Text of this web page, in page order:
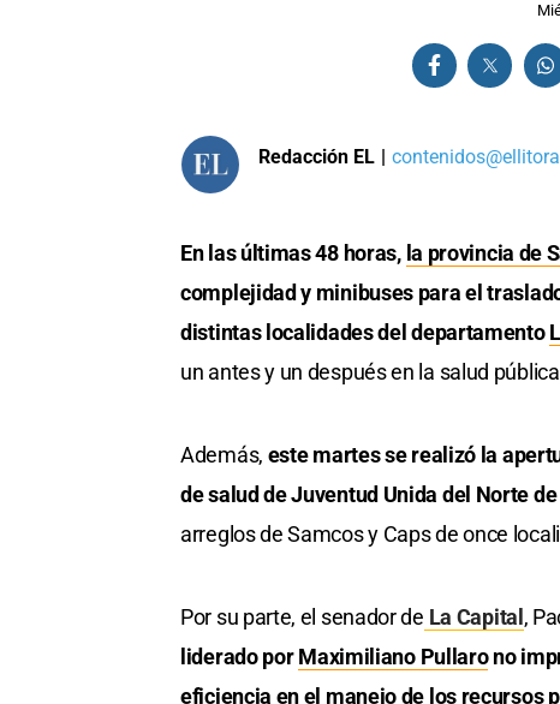
Redacción EL
En las últimas 48 horas, la provincia de
complejidad y minibuses para el
distintas localidades del departamento
un antes y un después en la salud
Además, este martes se realizó la
de salud de Juventud Unida del Norte
arreglos de Samcos y Caps de once
Por su parte, el senador de La Capital ,
liderado porMaximiliano Pullarono
eficiencia en el manejo de los recursos